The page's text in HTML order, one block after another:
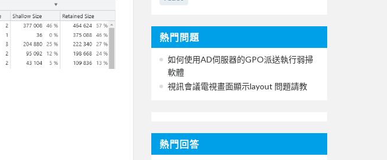
熱門問題
如何使用AD伺服器的GPO派送執行弱掃
軟體
視訊會議電視畫面顯示layout 問題請教
熱門回答